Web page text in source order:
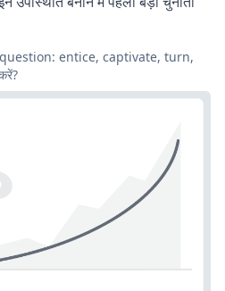
question: entice, captivate, turn,